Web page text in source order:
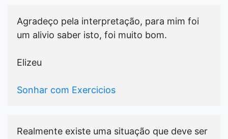
Agradeço pela interpretação, para mim foi
um alivio saber isto, foi muito bom.
Elizeu
Sonhar com Exercicios
Realmente existe uma situação que deve ser